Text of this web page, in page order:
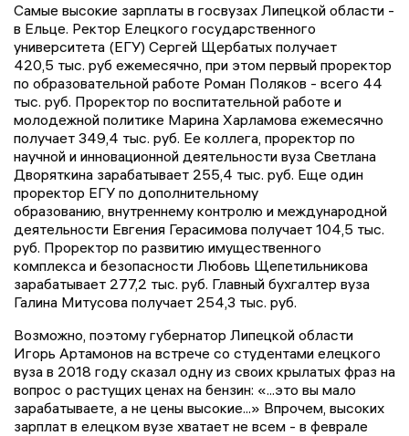
Самые высокие зарплаты в госвузах Липецкой области -
в Ельце. Ректор Елецкого государственного
университета (ЕГУ) Сергей Щербатых получает
420,5 тыс. руб ежемесячно, при этом первый проректор
по образовательной работе Роман Поляков - всего 44
тыс. руб. Проректор по воспитательной работе и
молодежной политике Марина Харламова ежемесячно
получает 349,4 тыс. руб. Ее коллега, проректор по
научной и инновационной деятельности вуза Светлана
Дворяткина зарабатывает 255,4 тыс. руб. Еще один
проректор ЕГУ по дополнительному
образованию, внутреннему контролю и международной
деятельности Евгения Герасимова получает 104,5 тыс.
руб. Проректор по развитию имущественного
комплекса и безопасности Любовь Щепетильникова
зарабатывает 277,2 тыс. руб. Главный бухгалтер вуза
Галина Митусова получает 254,3 тыс. руб.
Возможно, поэтому губернатор Липецкой области
Игорь Артамонов на встрече со студентами елецкого
вуза в 2018 году сказал одну из своих крылатых фраз на
вопрос о растущих ценах на бензин: «...это вы мало
зарабатываете, а не цены высокие...» Впрочем, высоких
зарплат в елецком вузе хватает не всем - в феврале